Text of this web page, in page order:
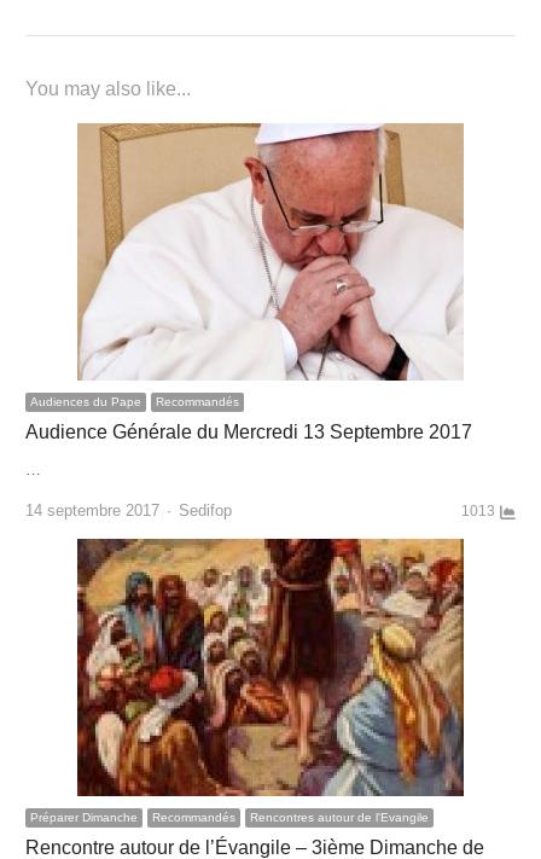
You may also like...
Audiences du Pape Recommandés
Audience Générale du Mercredi 13 Septembre 2017
14 septembre 2017 Author
Sedifop 1013
Préparer Dimanche Recommandés Rencontres autour de l'Evangile
Rencontre autour de l’Évangile – 3ième Dimanche de